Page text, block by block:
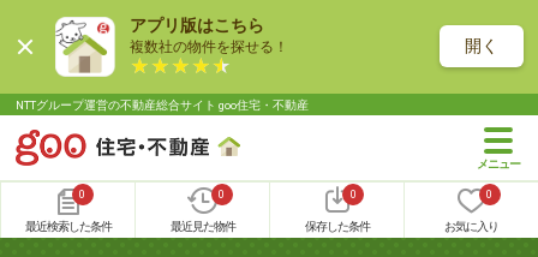
アプリ版はこちら
複数社の物件を探せる！ 開く
NTTグループ運営の不動産総合サイト goo住宅・不動産
0
最近検索した条件
0
最近見た物件
0
保存した条件
0
お気に入り